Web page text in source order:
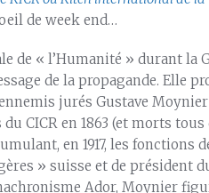
de week end…
de « l’Humanité » durant la
de la propagande. Elle
jurés Gustave
CICR en 1863 (et morts tous
en 1917, les fonctions
» suisse et de président
Ador, Moynier